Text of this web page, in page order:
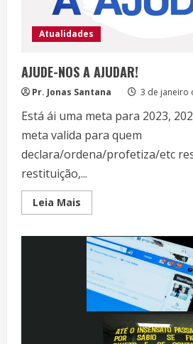
Atualidades
AJUDE-NOS A AJUDAR!
Pr. Jonas Santana 3 de janeiro
Está ái uma meta para 2023,
meta valida para quem
declara/ordena/profetiza/etc
restituição,...
Leia Mais
more
NOS
AJUDAR!